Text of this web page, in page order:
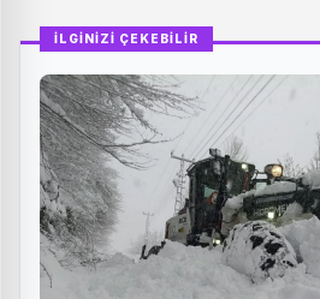
İLGİNİZİ ÇEKEBİLİR